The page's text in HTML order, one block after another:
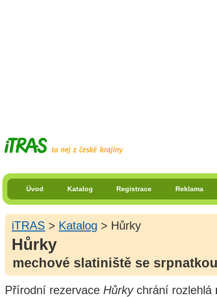
Úvod Katalog Registrace Reklama
iTRAS > Katalog > Hůrky
Hůrky
mechové slatiniště se
Přírodní rezervace Hůrkychrání rozlehlá